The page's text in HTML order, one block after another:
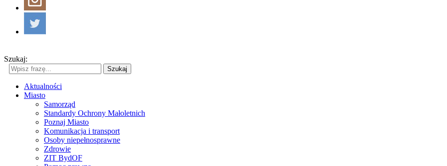
Szukaj:
Szukaj
Aktualności
Miasto
Samorząd
Standardy Ochrony Małoletnich
Poznaj Miasto
Komunikacja i transport
Osoby niepełnosprawne
Zdrowie
ZIT BydOF